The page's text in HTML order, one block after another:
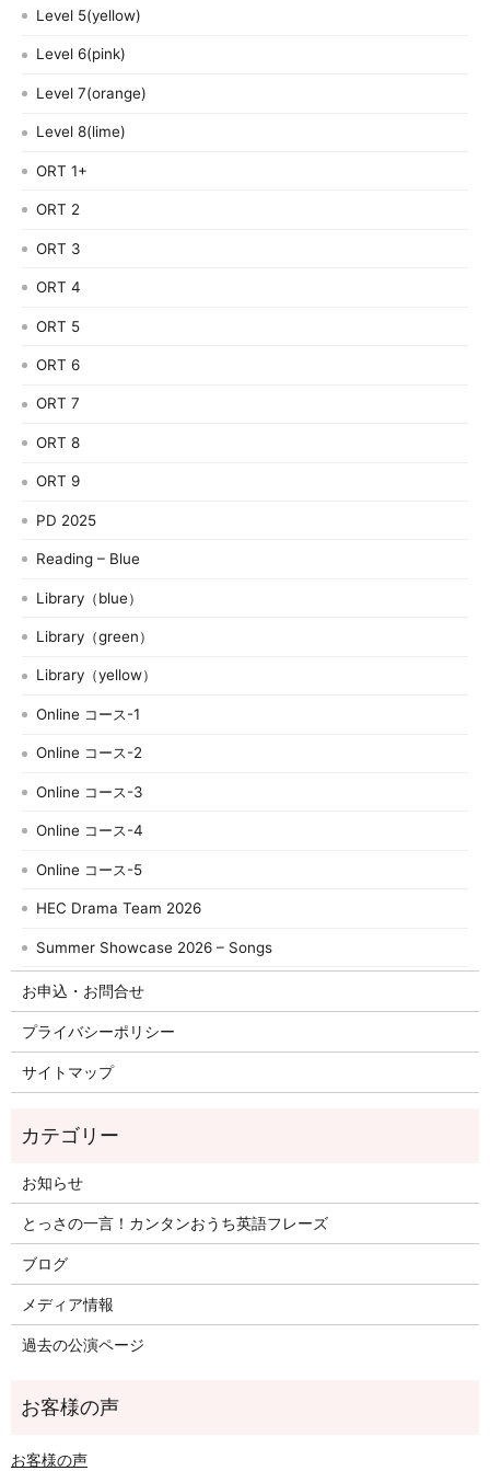
Level 5(yellow)
Level 6(pink)
Level 7(orange)
Level 8(lime)
ORT 1+
ORT 2
ORT 3
ORT 4
ORT 5
ORT 6
ORT 7
ORT 8
ORT 9
PD 2025
Reading – Blue
Library（blue）
Library（green）
Library（yellow）
Online コース-1
Online コース-2
Online コース-3
Online コース-4
Online コース-5
HEC Drama Team 2026
Summer Showcase 2026 – Songs
お申込・お問合せ
プライバシーポリシー
サイトマップ
お知らせ
とっさの一言！カンタンおうち英語フレーズ
ブログ
メディア情報
過去の公演ページ
お客様の声